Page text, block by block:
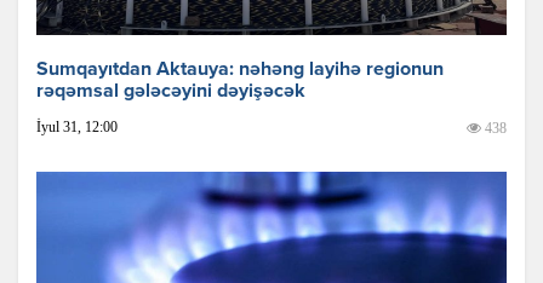
Sumqayıtdan Aktauya: nəhəng layihə regionun
rəqəmsal gələcəyini dəyişəcək
İyul 31, 12:00 438